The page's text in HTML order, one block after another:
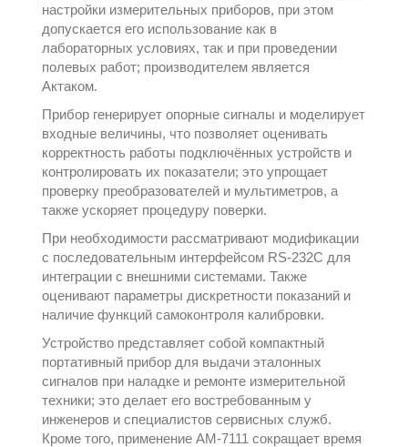
настройки измерительных приборов, при этом
допускается его использование как в
лабораторных условиях, так и при проведении
полевых работ; производителем является
Актаком.
Прибор генерирует опорные сигналы и моделирует
входные величины, что позволяет оценивать
корректность работы подключённых устройств и
контролировать их показатели; это упрощает
проверку преобразователей и мультиметров, а
также ускоряет процедуру поверки.
При необходимости рассматривают модификации
с последовательным интерфейсом RS-232C для
интеграции с внешними системами. Также
оценивают параметры дискретности показаний и
наличие функций самоконтроля калибровки.
Устройство представляет собой компактный
портативный прибор для выдачи эталонных
сигналов при наладке и ремонте измерительной
техники; это делает его востребованным у
инженеров и специалистов сервисных служб.
Кроме того, применение АМ-7111 сокращает время